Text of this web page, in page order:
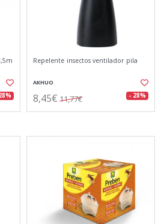
Repelente insectos ventilador pila
AKHUO
8,45€ 11,77€ - 28%